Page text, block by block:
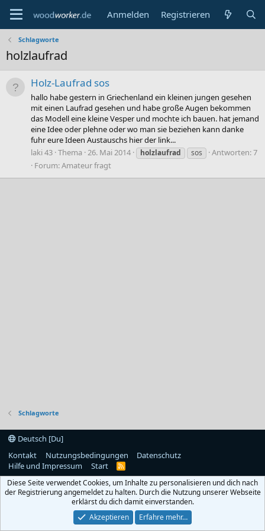
Anmelden Registrieren
Schlagworte
holzlaufrad
Holz-Laufrad sos
hallo habe gestern in Griechenland ein kleinen jungen gesehen
mit einen Laufrad gesehen und habe große Augen bekommen
das Modell eine kleine Vesper und mochte ich bauen. hat jemand
eine Idee oder plehne oder wo man sie beziehen kann danke
fuhr eure Ideen Austauschs hier der link...
laki 43 Thema 26. Mai 2014 holzlaufrad sos
Antworten: 7
Forum:Amateur fragt
Schlagworte
Deutsch [Du]
Kontakt
Nutzungsbedingungen
Datenschutz
Hilfe und Impressum
Start
R
S
Diese Seite verwendet Cookies, um Inhalte zu personalisieren und dich nach
der Registrierung angemeldet zu halten. Durch die Nutzung unserer Webseite
erklärst du dich damit einverstanden.
Akzeptieren
Erfahre mehr…